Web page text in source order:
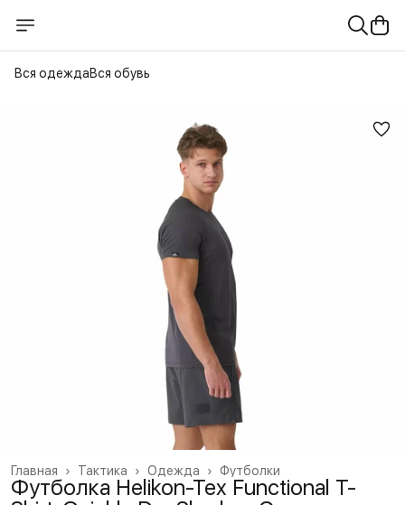
Вся одеждаВся обувь
Футболки
Одежда ›
Тактика ›
Главная ›
Футболка Helikon-Tex Functional T-